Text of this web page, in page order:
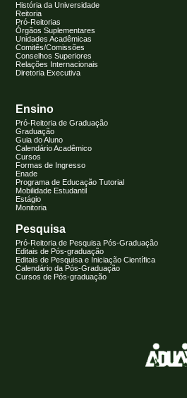
História da Universidade
Reitoria
Pró-Reitorias
Órgãos Suplementares
Unidades Acadêmicas
Comitês/Comissões
Conselhos Superiores
Relações Internacionais
Diretoria Executiva
Ensino
Pró-Reitoria de Graduação
Graduação
Guia do Aluno
Calendário Acadêmico
Cursos
Formas de Ingresso
Enade
Programa de Educação Tutorial
Mobilidade Estudantil
Estágio
Monitoria
Pesquisa
Pró-Reitoria de Pesquisa Pós-Graduação
Editais de Pós-graduação
Editais de Pesquisa e Iniciação Científica
Calendário da Pós-Graduação
Cursos de Pós-graduação